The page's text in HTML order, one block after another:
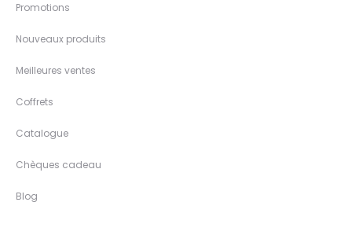
Promotions
Nouveaux produits
Meilleures ventes
Coffrets
Catalogue
Chèques cadeau
Blog